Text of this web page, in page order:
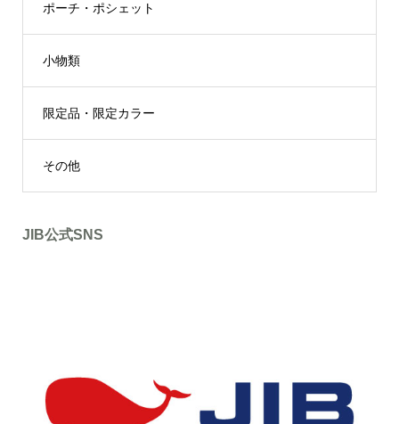
ポーチ・ポシェット
小物類
限定品・限定カラー
その他
JIB公式SNS